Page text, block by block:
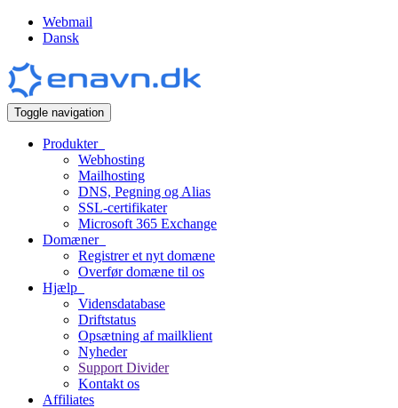
Webmail
Dansk
Toggle navigation
Produkter
Webhosting
Mailhosting
DNS, Pegning og Alias
SSL-certifikater
Microsoft 365 Exchange
Domæner
Registrer et nyt domæne
Overfør domæne til os
Hjælp
Vidensdatabase
Driftstatus
Opsætning af mailklient
Nyheder
Support Divider
Kontakt os
Affiliates